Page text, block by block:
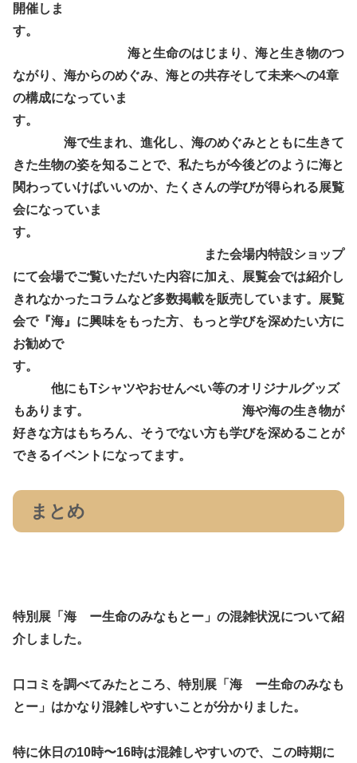
開催しま
す。
海と生命のはじまり、海と生き物のつ
ながり、海からのめぐみ、海との共存そして未来への4章
の構成になっていま
す。
海で生まれ、進化し、海のめぐみとともに生きて
きた生物の姿を知ることで、私たちが今後どのように海と
関わっていけばいいのか、たくさんの学びが得られる展覧
会になっていま
す。
また会場内特設ショップ
にて会場でご覧いただいた内容に加え、展覧会では紹介し
きれなかったコラムなど多数掲載を販売しています。展覧
会で『海』に興味をもった方、もっと学びを深めたい方に
お勧めで
す。
他にもTシャツやおせんべい等のオリジナルグッズ
もあります。 海や海の生き物が
好きな方はもちろん、そうでない方も学びを深めることが
できるイベントになってます。
まとめ
特別展「海 ー生命のみなもとー」の混雑状況について紹
介しました。
口コミを調べてみたところ、特別展「海 ー生命のみなも
とー」はかなり混雑しやすいことが分かりました。
特に休日の10時〜16時は混雑しやすいので、この時期に